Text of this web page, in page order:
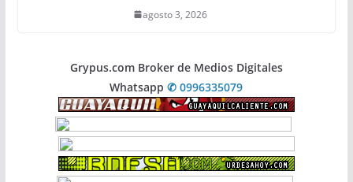
agosto 3, 2026
Grypus.com Broker de Medios Digitales
Whatsapp✆ 0996335079